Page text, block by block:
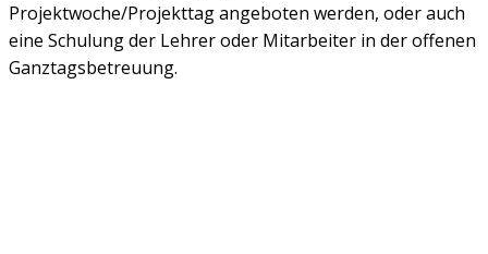
Projektwoche/Projekttag angeboten werden, oder auch
eine Schulung der Lehrer oder Mitarbeiter in der offenen
Ganztagsbetreuung.